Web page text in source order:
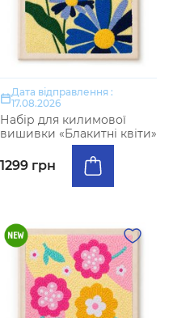
Дата відправлення :
17.08.2026
Набір для килимової
вишивки «Блакитні квіти»
1299 грн